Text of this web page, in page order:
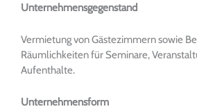
Unternehmensgegenstand
Vermietung von Gästezimmern sowie
Räumlichkeiten für Seminare,
Aufenthalte.
Unternehmensform